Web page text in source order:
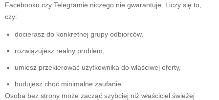
Facebooku czy Telegramie niczego nie gwarantuje. Liczy się to,
czy:
docierasz do konkretnej grupy odbiorców,
rozwiązujesz realny problem,
umiesz przekierować użytkownika do właściwej oferty,
budujesz choć minimalne zaufanie.
Osoba bez strony może zacząć szybciej niż właściciel świeżej